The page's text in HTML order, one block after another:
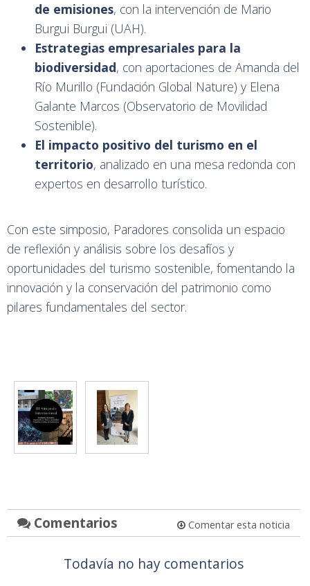
de emisiones, con la intervención de Mario
Burgui Burgui (UAH).
Estrategias empresariales para la
biodiversidad, con aportaciones de Amanda del
Río Murillo (Fundación Global Nature) y Elena
Galante Marcos (Observatorio de Movilidad
Sostenible).
El impacto positivo del turismo en el
territorio, analizado en una mesa redonda con
expertos en desarrollo turístico.
Con este simposio, Paradores consolida un espacio
de reflexión y análisis sobre los desafíos y
oportunidades del turismo sostenible, fomentando la
innovación y la conservación del patrimonio como
pilares fundamentales del sector.
Comentarios Comentar esta noticia
Todavía no hay comentarios